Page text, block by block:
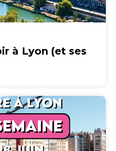
à Lyon (et ses